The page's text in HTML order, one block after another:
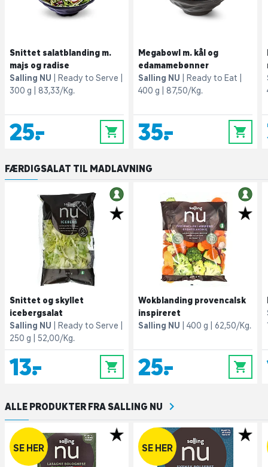
Snittet salatblanding m.
majs og radise
Salling NU
Ready to Serve
300 g
83,33/Kg.
25,- 0
Megabowl m. kål og
edamamebønner
Salling NU
Ready to Eat
400 g
87,50/Kg.
35,- 0
FÆRDIGSALAT TIL MADLAVNING
Snittet og skyllet
icebergsalat
Salling NU
Ready to Serve
250 g
52,00/Kg.
13,- 0
Wokblanding provencalsk
inspireret
Salling NU
400 g 62,50/Kg.
25,- 0
ALLE PRODUKTER FRA SALLING NU
SE HER SE HER